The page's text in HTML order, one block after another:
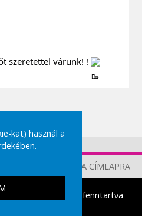
kat) használ a
szeretettel várunk! !
TOVÁBB A CÍMLAPRA
© 2026 Minden Jog fenntartva